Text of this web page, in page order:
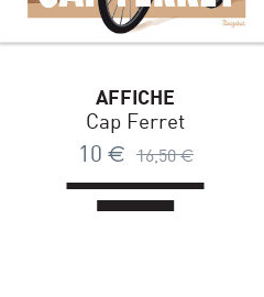
AFFICHE
Phare de Cordouan
à partir de 16,50